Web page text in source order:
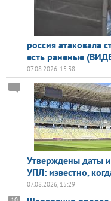
россия атаковала
есть раненые
07.08.2026, 15:38
Утверждены даты
УПЛ: известно,
07.08.2026, 15:29